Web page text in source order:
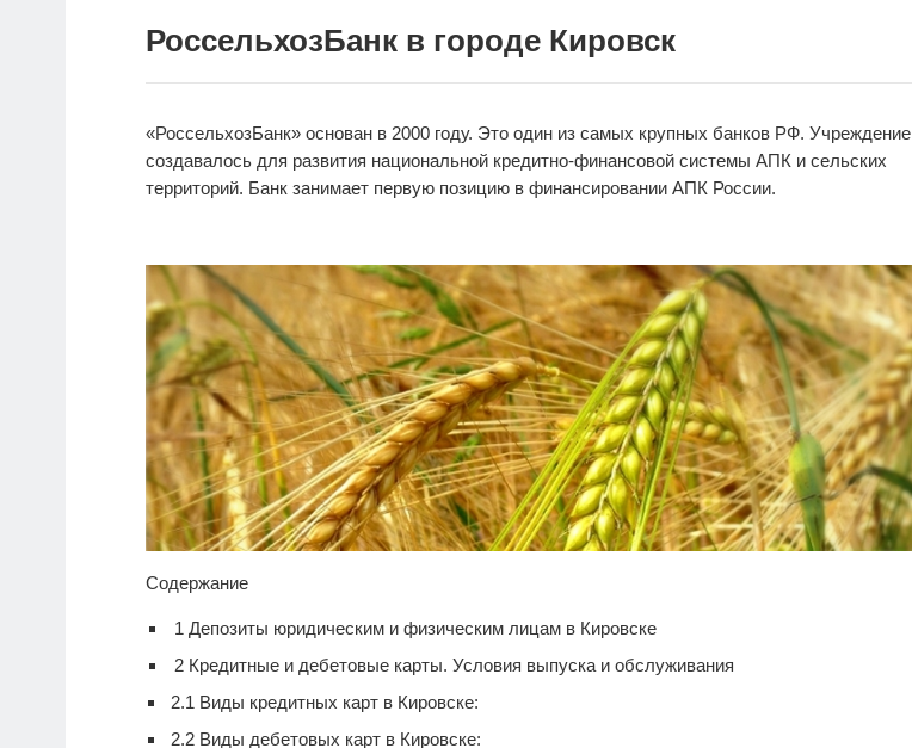
РоссельхозБанк в городе Кировск
«РоссельхозБанк» основан в 2000 году. Это один из самых крупных банков РФ. Учреждение
создавалось для развития национальной кредитно-финансовой системы АПК и сельских
территорий. Банк занимает первую позицию в финансировании АПК России.
Содержание
1 Депозиты юридическим и физическим лицам в Кировске
2 Кредитные и дебетовые карты. Условия выпуска и обслуживания
2.1 Виды кредитных карт в Кировске:
2.2 Виды дебетовых карт в Кировске: